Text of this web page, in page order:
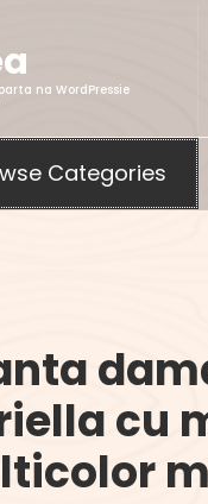
na WordPressie
Categories
cu